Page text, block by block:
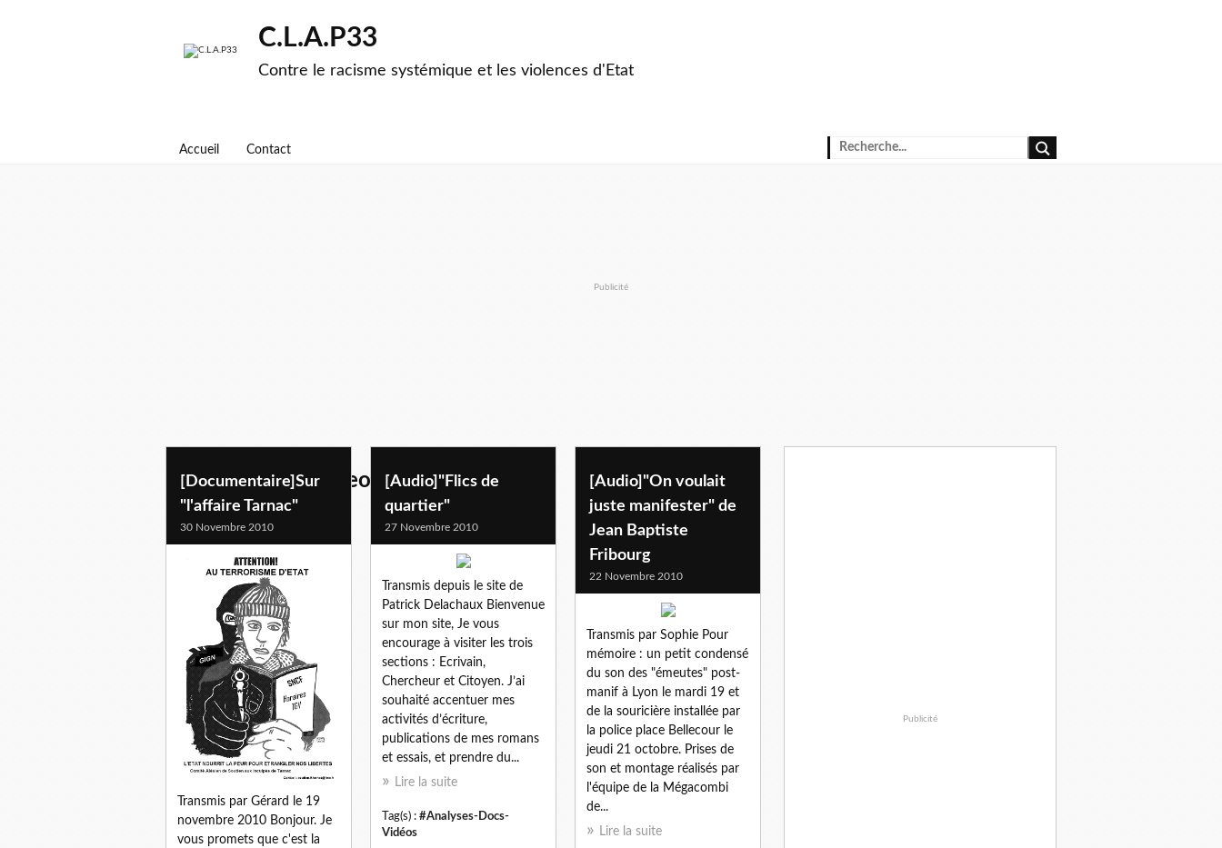
C.L.A.P33
Contre le racisme systémique et les violences d'Etat
Accueil Contact
Publicité
analyses-docs- videos
[Documentaire]Sur
"l'affaire Tarnac"
30 Novembre 2010
Transmis par Gérard le 19
novembre 2010 Bonjour. Je
vous promets que c'est la
[Audio]"Flics de
quartier"
27 Novembre 2010
Transmis depuis le site de
Patrick Delachaux Bienvenue
sur mon site, Je vous
encourage à visiter les trois
sections : Ecrivain,
Chercheur et Citoyen. J’ai
souhaité accentuer mes
activités d’écriture,
publications de mes romans
et essais, et prendre du...
Lire la suite
Tag(s) : #Analyses-Docs-
Vidéos
[Audio]"On voulait
juste manifester" de
Jean Baptiste
Fribourg
22 Novembre 2010
Transmis par Sophie Pour
mémoire : un petit condensé
du son des "émeutes" post-
manif à Lyon le mardi 19 et
de la souricière installée par
la police place Bellecour le
jeudi 21 octobre. Prises de
son et montage réalisés par
l'équipe de la Mégacombi
de...
Lire la suite
Publicité